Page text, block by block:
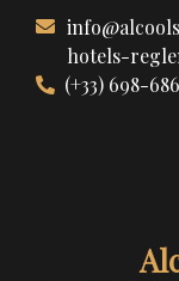
contenu
hotels-
(+33) 698-